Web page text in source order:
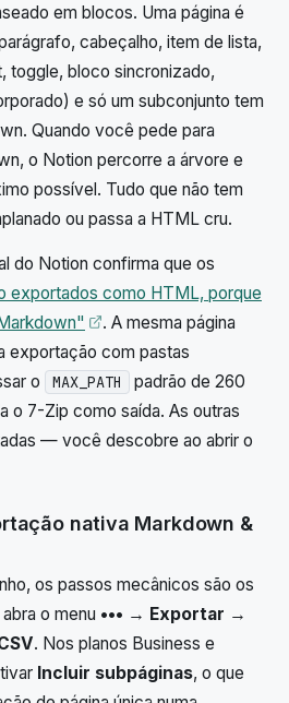
em blocos. Uma página é
cabeçalho, item de lista,
toggle, bloco sincronizado,
e só um subconjunto tem
Quando você pede para
o Notion percorre a árvore e
possível. Tudo que não tem
ou passa a HTML cru.
do Notion confirma que os
exportados como HTML, porque
Abre em uma nova aba
. A mesma página
exportação com pastas
o
MAX_PATH
padrão de 260
o 7-Zip como saída. As outras
— você descobre ao abrir o
nativa Markdown &
os passos mecânicos são os
o menu ••• → Exportar →
. Nos planos Business e
Incluir subpáginas, o que